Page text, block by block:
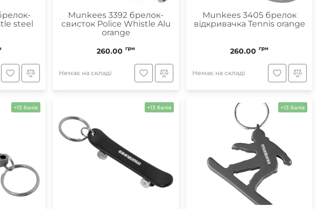
steel
Munkees 3392 брелок-
свисток Police Whistle Alu
orange
260.00 грн
Немає на складі
Munkees 3405 брелок
відкривачка Tennis orange
260.00 грн
Немає на складі
+13 балів +13 балів +13 балів